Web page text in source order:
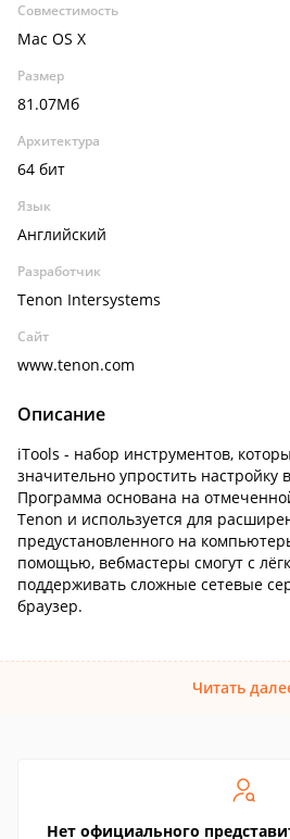
Совместимость
Mac OS X
Размер
81.07Мб
Архитектура
64 бит
Язык
Английский
Разработчик
Tenon Intersystems
Сайт
www.tenon.com
Описание
iTools - набор инструментов,
значительно упростить настройку
Программа основана на
Tenon и используется для
предустановленного на
помощью, вебмастеры смогут с
поддерживать сложные сетевые
браузер.
Читать
Нет официального